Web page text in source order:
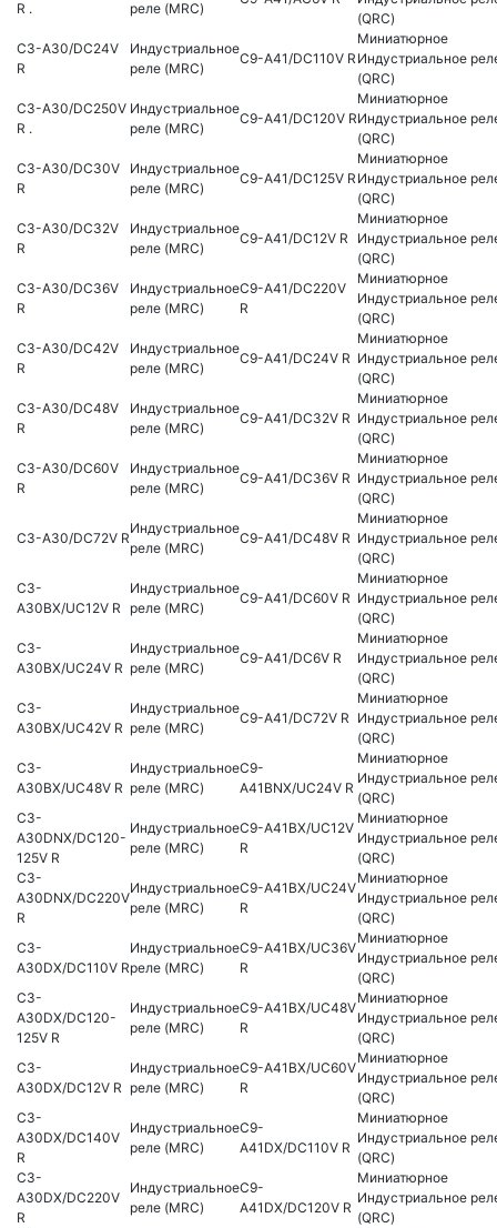
R . реле (MRC)
(QRC)
C3-A30/DC24V
R
Индустриальное
реле (MRC)
C9-A41/DC110V R
Миниатюрное
Индустриальное
(QRC)
C3-A30/DC250V
R .
Индустриальное
реле (MRC)
C9-A41/DC120V R
Миниатюрное
Индустриальное
(QRC)
C3-A30/DC30V
R
Индустриальное
реле (MRC)
C9-A41/DC125V R
Миниатюрное
Индустриальное
(QRC)
C3-A30/DC32V
R
Индустриальное
реле (MRC)
C9-A41/DC12V R
Миниатюрное
Индустриальное
(QRC)
C3-A30/DC36V
R
Индустриальное
реле (MRC)
C9-A41/DC220V
R
Миниатюрное
Индустриальное
(QRC)
C3-A30/DC42V
R
Индустриальное
реле (MRC)
C9-A41/DC24V R
Миниатюрное
Индустриальное
(QRC)
C3-A30/DC48V
R
Индустриальное
реле (MRC)
C9-A41/DC32V R
Миниатюрное
Индустриальное
(QRC)
C3-A30/DC60V
R
Индустриальное
реле (MRC)
C9-A41/DC36V R
Миниатюрное
Индустриальное
(QRC)
C3-A30/DC72V R
Индустриальное
реле (MRC)
C9-A41/DC48V R
Миниатюрное
Индустриальное
(QRC)
C3-
A30BX/UC12V R
Индустриальное
реле (MRC)
C9-A41/DC60V R
Миниатюрное
Индустриальное
(QRC)
C3-
A30BX/UC24V R
Индустриальное
реле (MRC)
C9-A41/DC6V R
Миниатюрное
Индустриальное
(QRC)
C3-
A30BX/UC42V R
Индустриальное
реле (MRC)
C9-A41/DC72V R
Миниатюрное
Индустриальное
(QRC)
C3-
A30BX/UC48V R
Индустриальное
реле (MRC)
C9-
A41BNX/UC24V R
Миниатюрное
Индустриальное
(QRC)
C3-
A30DNX/DC120-
125V R
Индустриальное
реле (MRC)
C9-A41BX/UC12V
R
Миниатюрное
Индустриальное
(QRC)
C3-
A30DNX/DC220V
R
Индустриальное
реле (MRC)
C9-A41BX/UC24V
R
Миниатюрное
Индустриальное
(QRC)
C3-
A30DX/DC110V R
Индустриальное
реле (MRC)
C9-A41BX/UC36V
R
Миниатюрное
Индустриальное
(QRC)
C3-
A30DX/DC120-
125V R
Индустриальное
реле (MRC)
C9-A41BX/UC48V
R
Миниатюрное
Индустриальное
(QRC)
C3-
A30DX/DC12V R
Индустриальное
реле (MRC)
C9-A41BX/UC60V
R
Миниатюрное
Индустриальное
(QRC)
C3-
A30DX/DC140V
R
Индустриальное
реле (MRC)
C9-
A41DX/DC110V R
Миниатюрное
Индустриальное
(QRC)
C3-
A30DX/DC220V
R
Индустриальное
реле (MRC)
C9-
A41DX/DC120V R
Миниатюрное
Индустриальное
(QRC)